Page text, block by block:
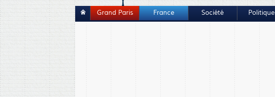
Grand Paris France Société Politique